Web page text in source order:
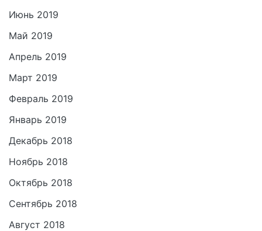
Июнь 2019
Май 2019
Апрель 2019
Март 2019
Февраль 2019
Январь 2019
Декабрь 2018
Ноябрь 2018
Октябрь 2018
Сентябрь 2018
Август 2018